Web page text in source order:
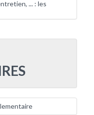
... : les